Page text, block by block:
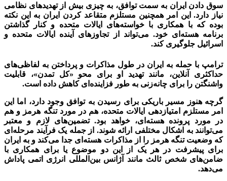
سوق دادن ایران به سمت توافق، به چیزی بیش از تهدیدهای نظامی
نیاز دارد. این امر همچنین مستلزم متقاعد کردن ایران به این نکته
بوده که با همکاری با خواسته‌های ایالات متحده و کنار گذاشتن
برنامه هسته‌ای خود. می‌تواند از تجاوزهای آینده ایالات متحده و
اسرائیل جلوگیری کند.
ترامپ با حمله به ایران در طول مذاکرات و پرداختن به لفاظی‌های
حداکثری آنلاین، مانند تهدید او برای محو «کل تمدن»، قابلیت
واشنگتن را برای چانه‌زنی به طور فزاینده‌ای کاهش داده است.
گرچه هنوز مسیر باریکی برای رسیدن به توافق وجود دارد، اما این
امر مستلزم امتیازدهی ایالات متحده، هم در مورد تنگه هرمز و هم
در مورد پرونده هسته‌ای، خواهد بود. تضمین‌های لازم و معتبر
می‌توانند به اشکال مختلفی ارائه شوند. از جمله یک فرآیند مرحله‌ای
که وضعیت تنگه هرمز را از مذاکرات هسته‌ای جدا می‌کند و به ایران
برای پیشرفت در هر یک از این دو موضوع یا برای همکاری با
ضامن‌های شخص ثالث مانند آژانس بین‌المللی انرژی اتمی پاداش
می‌دهد.